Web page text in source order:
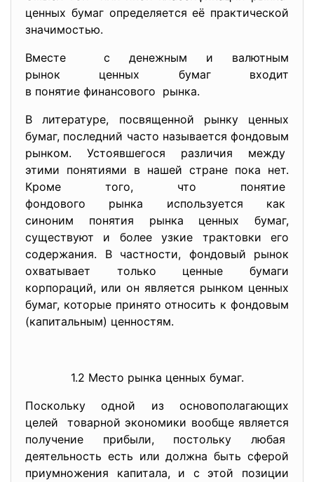
ценных бумаг определяется её практической
значимостью.
Вместе с денежным и валютным
рынок ценных бумаг входит
в понятие финансового рынка.
В литературе, посвященной рынку ценных
бумаг, последний часто называется фондовым
рынком. Устоявшегося различия между
этими понятиями в нашей стране пока нет.
Кроме того, что понятие
фондового рынка используется как
синоним понятия рынка ценных бумаг,
существуют и более узкие трактовки его
содержания. В частности, фондовый рынок
охватывает только ценные бумаги
корпораций, или он является рынком ценных
бумаг, которые принято относить к фондовым
(капитальным) ценностям.
1.2 Место рынка ценных бумаг.
Поскольку одной из основополагающих
целей товарной экономики вообще является
получение прибыли, постольку любая
деятельность есть или должна быть сферой
приумножения капитала, и с этой позиции